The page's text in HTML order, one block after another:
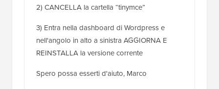
2) CANCELLA la cartella “tinymce”
3) Entra nella dashboard di Wordpress e
nell'angolo in alto a sinistra AGGIORNA E
REINSTALLA la versione corrente
Spero possa esserti d'aiuto, Marco